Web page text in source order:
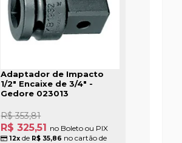
Adaptador de Impacto
1/2" Encaixe de 3/4" -
Gedore 023013
R$ 325,51 no Boleto ou PIX
R$ 353,81
12x de R$ 35,86 no cartão de